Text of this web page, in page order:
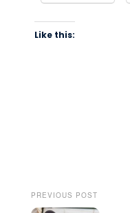
Like this:
PREVIOUS POST